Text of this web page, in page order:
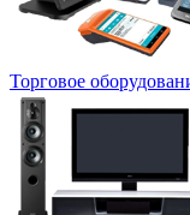
Торговое